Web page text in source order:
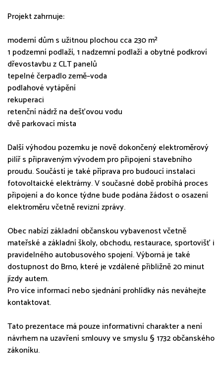
Projekt zahrnuje:
moderní dům s užitnou plochou cca 230 m²
1 podzemní podlaží, 1 nadzemní podlaží a obytné podkroví
dřevostavbu z CLT panelů
tepelné čerpadlo země–voda
podlahové vytápění
rekuperaci
retenční nádrž na dešťovou vodu
dvě parkovací místa
Další výhodou pozemku je nově dokončený elektroměrový
pilíř s připraveným vývodem pro připojení stavebního
proudu. Součástí je také příprava pro budoucí instalaci
fotovoltaické elektrárny. V současné době probíhá proces
připojení a do konce týdne bude podána žádost o osazení
elektroměru včetně revizní zprávy.
Obec nabízí základní občanskou vybavenost včetně
mateřské a základní školy, obchodu, restaurace, sportovišť i
pravidelného autobusového spojení. Výborná je také
dostupnost do Brno, které je vzdálené přibližně 20 minut
jízdy autem.
Pro více informací nebo sjednání prohlídky nás neváhejte
kontaktovat.
Tato prezentace má pouze informativní charakter a není
návrhem na uzavření smlouvy ve smyslu § 1732 občanského
zákoníku.